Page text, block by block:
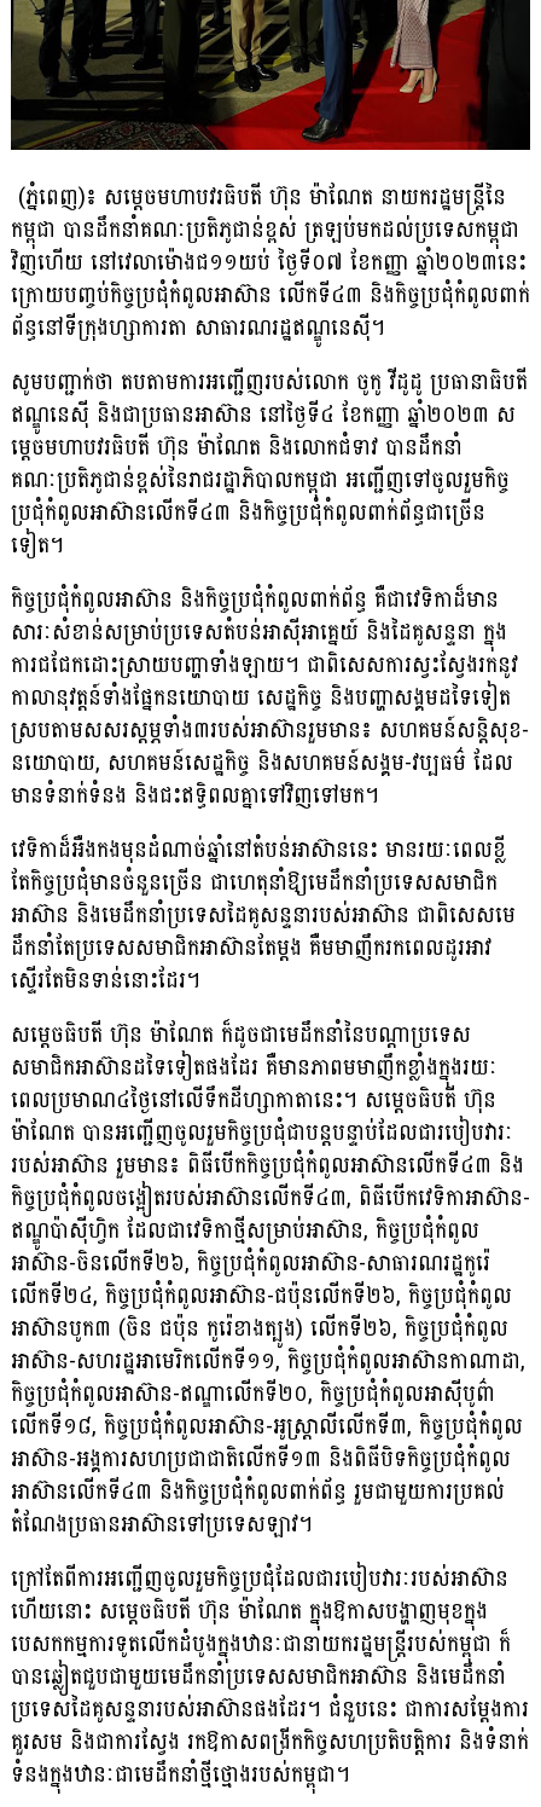
(ភ្នំពេញ)៖ សម្តេចមហាបវរធិបតី ហ៊ុន ម៉ាណែត នាយករដ្ឋមន្រ្តីនៃ
កម្ពុជា បានដឹកនាំគណៈប្រតិភូជាន់ខ្ពស់ ត្រឡប់មកដល់ប្រទេសកម្ពុជា
វិញហើយ នៅវេលាម៉ោងជ១១យប់ ថ្ងៃទី០៧ ខែកញ្ញា ឆ្នាំ២០២៣នេះ
ក្រោយបញ្ចប់កិច្ចប្រជុំកំពូលអាស៊ាន លើកទី៤៣ និងកិច្ចប្រជុំកំពូលពាក់
ព័ន្ធនៅទីក្រុងហ្សាការតា សាធារណរដ្ឋឥណ្ឌូនេស៊ី។
សូមបញ្ជាក់ថា តប​តាមការអញ្ជើញរបស់លោក ចូកូ វីដូដូ ប្រធានាធិបតី
ឥណ្ឌូនេស៊ី និងជាប្រធានអាស៊ាន នៅ​ថ្ងៃ​ទី៤ ខែកញ្ញា ឆ្នាំ២០២៣ ស
ម្តេចមហាបវរធិបតី ហ៊ុន ម៉ាណែត និងលោកជំទាវ បានដឹក​នាំ​
គណៈប្រតិភូជាន់ខ្ពស់នៃរាជរដ្ឋាភិបាលកម្ពុជា អញ្ជើញទៅចូលរួមកិច្ច
ប្រជុំកំពូលអាស៊ាន​លើក​ទី៤៣ និងកិច្ចប្រជុំកំពូលពាក់ព័ន្ធជាច្រើន
ទៀត។
កិច្ចប្រជុំកំពូលអាស៊ាន និងកិច្ចប្រជុំកំពូលពាក់ព័ន្ធ គឺជាវេទិកាដ៏មាន
សារៈសំខាន់សម្រាប់​ប្រ​ទេ​ស​​តំបន់អាស៊ីអាគ្នេយ៍ និងដៃគូសន្ទនា ក្នុង
ការជជែកដោះស្រាយបញ្ហាទាំងឡាយ។ ជាពិសេស​ការ​​ស្វះស្វែងរកនូវ
កាលានុវត្តន៍ទាំងផ្នែកនយោបាយ សេដ្ឋកិច្ច និងបញ្ហាសង្គមដទៃទៀត
ស្រប​តាម​សសរស្តម្ភទាំង៣របស់អាស៊ានរួមមាន៖ សហគមន៍សន្តិសុខ-
នយោបាយ, សហគមន៍​សេដ្ឋ​កិច្ច និងសហគមន៍សង្គម-វប្បធម៌ ដែល
មានទំនាក់ទំនង និងជះឥទ្ធិពល​គ្នាទៅ​វិញ​ទៅ​មក។
វេទិកាដ៏អឺងកងមុនដំណាច់ឆ្នាំនៅតំបន់អាស៊ាននេះ មានរយៈពេលខ្លី
តែកិច្ចប្រជុំមានចំនួន​ច្រើន​ ជាហេតុនាំឱ្យមេដឹកនាំប្រទេសសមាជិក
អាស៊ាន និងមេដឹកនាំប្រទេសដៃគូសន្ទនារបស់​អា​ស៊ា​ន ជាពិសេសមេ
ដឹកនាំតែប្រទេសសមាជិកអាស៊ានតែម្តង គឺមមាញឹករកពេលដូរអាវ
ស្ទើរតែ​មិន​ទាន់​នោះដែរ។
សម្តេចធិបតី ហ៊ុន ម៉ាណែត ក៏ដូចជាមេដឹកនាំនៃបណ្តាប្រទេស
សមាជិកអាស៊ានដទៃទៀតផង​ដែរ គឺមានភាពមមាញឹកខ្លាំងក្នុងរយៈ
ពេលប្រមាណ៤ថ្ងៃនៅលើទឹកដីហ្សាកាតានេះ។ សម្តេច​ធិបតី ហ៊ុន
ម៉ាណែត បានអញ្ជើញចូលរួមកិច្ចប្រជុំជាបន្តបន្ទាប់ដែលជារបៀបវារៈ
របស់អាស៊ាន រួមមាន៖ ពិធីបើកកិច្ចប្រជុំកំពូលអាស៊ានលើកទី៤៣ និង
កិច្ចប្រជុំកំពូលចង្អៀត​របស់​អាស៊ាន​លើក​ទី៤៣, ពិធីបើកវេទិកាអាស៊ាន-
ឥណ្ឌូប៉ាស៊ីហ្វិក ដែលជាវេទិកាថ្មីសម្រាប់អាស៊ាន, កិច្ច​ប្រជុំ​​កំពូល
អាស៊ាន-ចិនលើកទី២៦, កិច្ចប្រជុំកំពូលអាស៊ាន-សាធារណរដ្ឋកូរ៉េ
លើកទី២៤, កិច្ចប្រជុំកំពូលអាស៊ាន-ជប៉ុនលើកទី២៦, កិច្ចប្រជុំកំពូល
អាស៊ានបូក៣ (ចិន ជប៉ុន កូរ៉េខាង​ត្បូង) លើកទី២៦, កិច្ចប្រជុំកំពូល
អាស៊ាន-សហរដ្ឋអាមេរិកលើកទី១១, កិច្ចប្រជុំកំពូល​អា​ស៊ាន​​កាណាដា,
កិច្ចប្រជុំកំពូលអាស៊ាន-ឥណ្ឌាលើកទី២០, កិច្ចប្រជុំកំពូលអាស៊ី​បូព៌ា
លើក​ទី​១៨, កិច្ចប្រជុំកំពូលអាស៊ាន-អូស្ត្រាលីលើកទី៣, កិច្ចប្រជុំកំពូល​
អាស៊ាន​-អង្គការ​សហប្រជា​ជាតិ​លើកទី១៣ និងពិធីបិទកិច្ចប្រជុំកំពូល
អាស៊ានលើកទី៤៣ និងកិច្ចប្រជុំកំពូលពាក់ព័ន្ធ រួម​ជា​មួយការប្រគល់
តំណែងប្រធានអាស៊ានទៅប្រទេសឡាវ។
ក្រៅតែពីការអញ្ជើញចូលរួមកិច្ចប្រជុំដែលជារបៀបវារៈរបស់អាស៊ាន
ហើយនោះ សម្តេចធិបតី ហ៊ុន ម៉ាណែត ក្នុងឱកាសបង្ហាញមុខក្នុង
បេសកកម្មការទូតលើកដំបូងក្នុងឋានៈជានាយករដ្ឋ​មន្ត្រីរបស់កម្ពុជា ក៏
បានឆ្លៀតជួបជាមួយមេដឹកនាំប្រទេសសមាជិកអាស៊ាន និងមេដឹកនាំ​
ប្រទេស​ដៃ​គូសន្ទនារបស់អាស៊ានផងដែរ។ ជំនួបនេះ ជាការសម្តែងការ
គួរសម និងជាការ​ស្វែង រកឱកាសពង្រីកកិច្ចសហប្រតិបត្តិការ និងទំនាក់
ទំនងក្នុងឋានៈ​ជា​មេ​ដឹកនាំថ្មីថ្មោងរបស់កម្ពុជា។